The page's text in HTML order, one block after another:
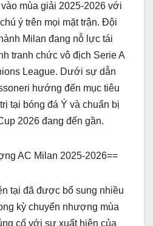
mùa giải 2025-2026 với
ý trên mọi mặt trận. Đội
Milan đang nỗ lực tái
tranh chức vô địch Serie A
League. Dưới sự dẫn
hướng đến mục tiêu
tại bóng đá Ý và chuẩn bị
2026 đang đến gần.
AC Milan 2025-2026==
tại đã được bổ sung nhiều
kỳ chuyển nhượng mùa
cố với sự xuất hiện của